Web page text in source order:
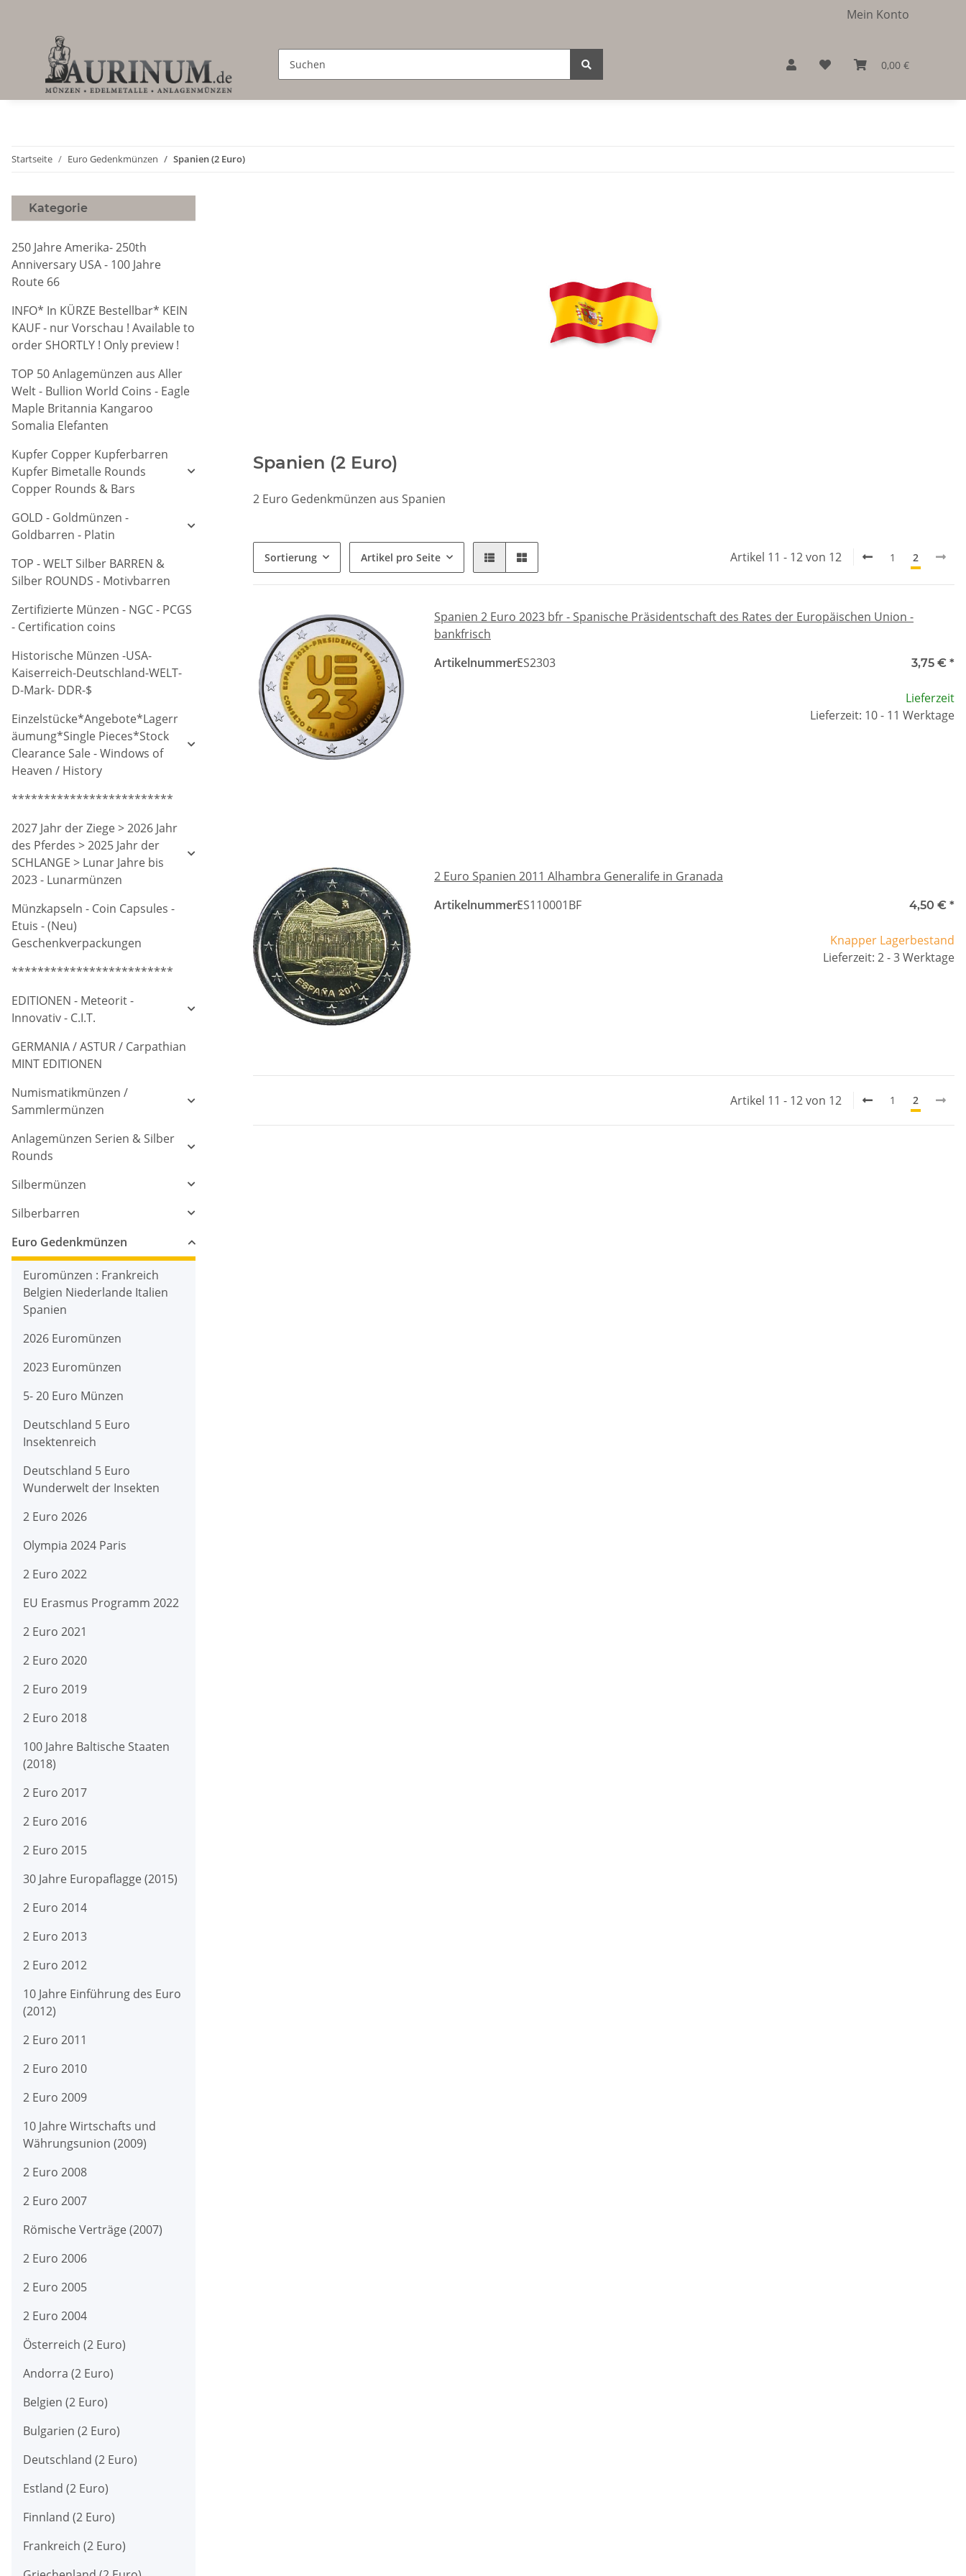
Mein Konto
0,00 €
Startseite Euro Gedenkmünzen Spanien (2 Euro)
Spanien (2 Euro)
2 Euro Gedenkmünzen aus Spanien
Sortierung Artikel pro Seite Artikel 11 - 12 von 12 1 2
Spanien 2 Euro 2023 bfr - Spanische Präsidentschaft des Rates der Europäischen Union -
bankfrisch
Artikelnummer:ES2303 3,75 € *
Lieferzeit
Lieferzeit: 10 - 11 Werktage
2 Euro Spanien 2011 Alhambra Generalife in Granada
Artikelnummer:ES110001BF 4,50 € *
Knapper Lagerbestand
Lieferzeit: 2 - 3 Werktage
Artikel 11 - 12 von 12 1 2
Kategorie
250 Jahre Amerika- 250th
Anniversary USA - 100 Jahre
Route 66
INFO* In KÜRZE Bestellbar* KEIN
KAUF - nur Vorschau ! Available to
order SHORTLY ! Only preview !
TOP 50 Anlagemünzen aus Aller
Welt - Bullion World Coins - Eagle
Maple Britannia Kangaroo
Somalia Elefanten
Kupfer Copper Kupferbarren
Kupfer Bimetalle Rounds
Copper Rounds & Bars
GOLD - Goldmünzen -
Goldbarren - Platin
TOP - WELT Silber BARREN &
Silber ROUNDS - Motivbarren
Zertifizierte Münzen - NGC - PCGS
- Certification coins
Historische Münzen -USA-
Kaiserreich-Deutschland-WELT-
D-Mark- DDR-$
Einzelstücke*Angebote*Lagerr
äumung*Single Pieces*Stock
Clearance Sale - Windows of
Heaven / History
*************************
2027 Jahr der Ziege > 2026 Jahr
des Pferdes > 2025 Jahr der
SCHLANGE > Lunar Jahre bis
2023 - Lunarmünzen
Münzkapseln - Coin Capsules -
Etuis - (Neu)
Geschenkverpackungen
*************************
EDITIONEN - Meteorit -
Innovativ - C.I.T.
GERMANIA / ASTUR / Carpathian
MINT EDITIONEN
Numismatikmünzen /
Sammlermünzen
Anlagemünzen Serien & Silber
Rounds
Silbermünzen
Silberbarren
Euro Gedenkmünzen
Euromünzen : Frankreich
Belgien Niederlande Italien
Spanien
2026 Euromünzen
2023 Euromünzen
5- 20 Euro Münzen
Deutschland 5 Euro
Insektenreich
Deutschland 5 Euro
Wunderwelt der Insekten
2 Euro 2026
Olympia 2024 Paris
2 Euro 2022
EU Erasmus Programm 2022
2 Euro 2021
2 Euro 2020
2 Euro 2019
2 Euro 2018
100 Jahre Baltische Staaten
(2018)
2 Euro 2017
2 Euro 2016
2 Euro 2015
30 Jahre Europaflagge (2015)
2 Euro 2014
2 Euro 2013
2 Euro 2012
10 Jahre Einführung des Euro
(2012)
2 Euro 2011
2 Euro 2010
2 Euro 2009
10 Jahre Wirtschafts und
Währungsunion (2009)
2 Euro 2008
2 Euro 2007
Römische Verträge (2007)
2 Euro 2006
2 Euro 2005
2 Euro 2004
Österreich (2 Euro)
Andorra (2 Euro)
Belgien (2 Euro)
Bulgarien (2 Euro)
Deutschland (2 Euro)
Estland (2 Euro)
Finnland (2 Euro)
Frankreich (2 Euro)